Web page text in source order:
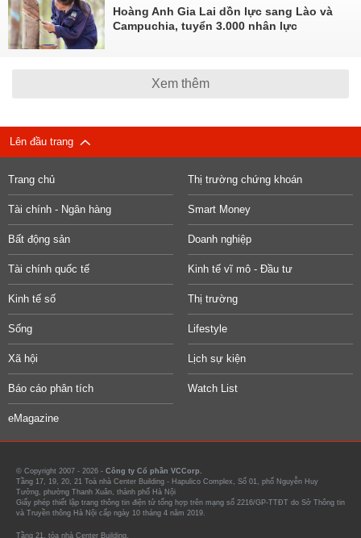
Hoàng Anh Gia Lai dồn lực sang Lào và
Campuchia, tuyển 3.000 nhân lực
Xem thêm
Lên đầu trang
Trang chủ Thị trường chứng khoán
Tài chính - Ngân hàng Smart Money
Bất động sản Doanh nghiệp
Tài chính quốc tế Kinh tế vĩ mô - Đầu tư
Kinh tế số Thị trường
Sống Lifestyle
Xã hội Lịch sự kiện
Báo cáo phân tích Watch List
eMagazine
© Copyright 2007 - 2026 - Công ty Cổ phần VCCorp.
Tầng 17, 19, 20, 21 Toà nhà Center Building - Hapulico Complex, Số 01, phố Nguyễn Huy
Tưởng, phường Thanh Xuân, thành phố Hà Nội
Giấy phép thiết lập trang thông tin điện tử tổng hợp trên mạng số 2216/GP-TTĐT do Sở Thông tin
và Truyền thông Hà Nội cấp ngày 10 tháng 4 năm 2019.
Tầng 21, tòa nhà Center Building.